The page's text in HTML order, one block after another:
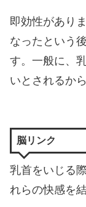
即効性があり
なったという
す。一般に、
いとされるから
脳リンク
乳首をいじる
れらの快感を